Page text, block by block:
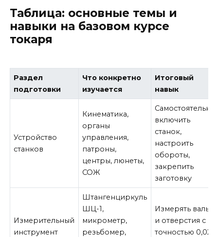
Таблица: основные темы и
навыки на базовом курсе
токаря
Раздел
подготовки
Что конкретно
изучается
Итоговый
навык
Устройство
станков
Кинематика,
органы
управления,
патроны,
центры, люнеты,
СОЖ
Самостоятельно
включить
станок,
настроить
обороты,
закрепить
заготовку
Измерительный
инструмент
Штангенциркуль
ШЦ-1,
микрометр,
резьбомер,
Измерять валы
и отверстия с
точностью 0,02–